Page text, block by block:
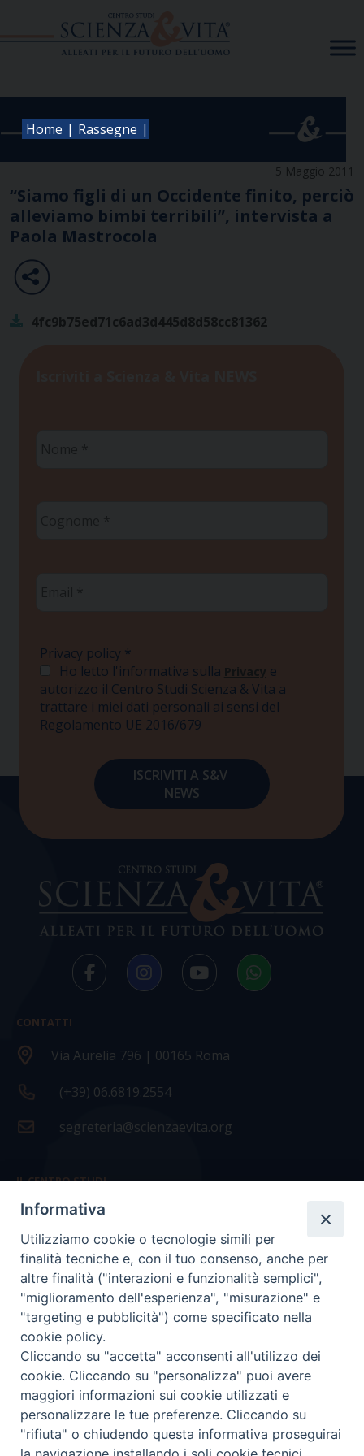
Home | Rassegne |
5 Maggio 2011
“Siamo figli di un Occidente finito, perciò
alleviamo bimbi terribili”, intervista a
Paola Mastrocola
4fc9b75ed71c6ad3d445d8d58cc81362
Privacy policy *
Ho letto l'informativa sulla Privacy e
autorizzo il Centro Studi Scienza & Vita a
trattare i miei dati personali ai sensi del
Regolamento UE 2016/679
CONTATTI
Via Aurelia 796 | 00165 Roma
(+39) 06.6819.2554
segreteria@scienzaevita.org
IL CENTRO STUDI
La nostra storia
Statuto
Presidenza e ufficio presidenza
Consiglio scientifico
Coordinamento nazionale
COPYRIGHT Scienza & Vita - C.F96600690588- Tutti i
Informativa
Utilizziamo cookie o tecnologie simili per
finalità tecniche e, con il tuo consenso, anche per
altre finalità ("interazioni e funzionalità semplici",
"miglioramento dell'esperienza", "misurazione" e
"targeting e pubblicità") come specificato nella
cookie policy.
Cliccando su "accetta" acconsenti all'utilizzo dei
cookie. Cliccando su "personalizza" puoi avere
maggiori informazioni sui cookie utilizzati e
personalizzare le tue preferenze. Cliccando su
"rifiuta" o chiudendo questa informativa proseguirai